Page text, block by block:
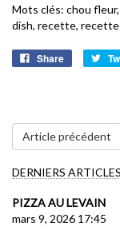
Mots clés: chou fleur,
dish, recette, recette
Share
Article précédent
DERNIERS ARTICLES
PIZZA AU LEVAIN
mars 9, 2026 17:45